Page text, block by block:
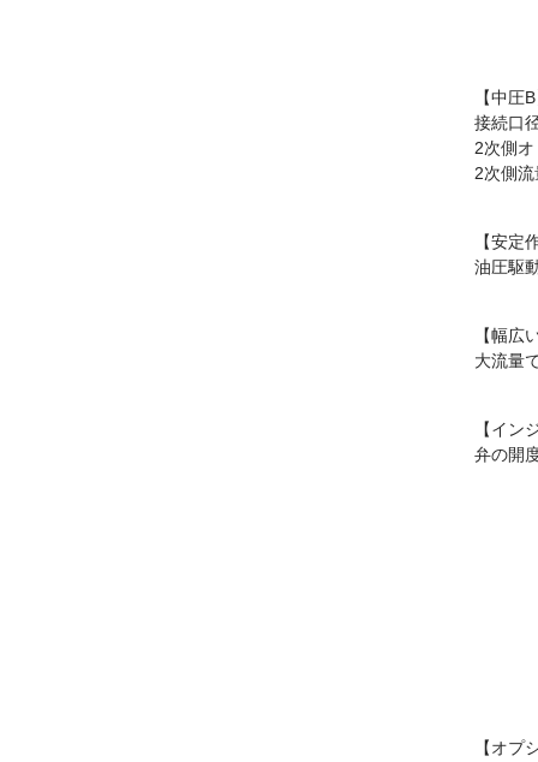
【中圧
接続口
2次側
2次側
【安定
油圧駆
【幅広
大流量
【イン
弁の開
【オプ